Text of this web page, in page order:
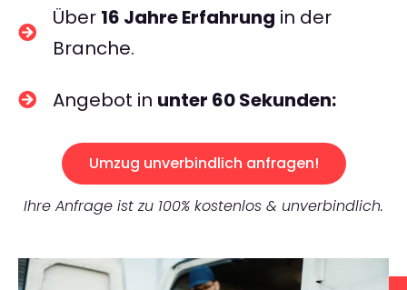
Über 16 Jahre Erfahrung in der
Branche.
Angebot in unter 60 Sekunden:
Umzug unverbindlich anfragen!
Ihre Anfrage ist zu 100% kostenlos & unverbindlich.